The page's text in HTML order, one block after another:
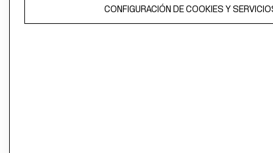
CONFIGURACIÓN DE COOKIES Y